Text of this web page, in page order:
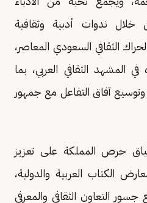
خلال ندوات أدبية وثقافية
الثقافي السعودي المعاصر،
في المشهد الثقافي العربي، بما
وتوسيع آفاق التفاعل مع جمهور
حرص المملكة على تعزيز
الكتاب العربية والدولية،
التعاون الثقافي والمعرفي